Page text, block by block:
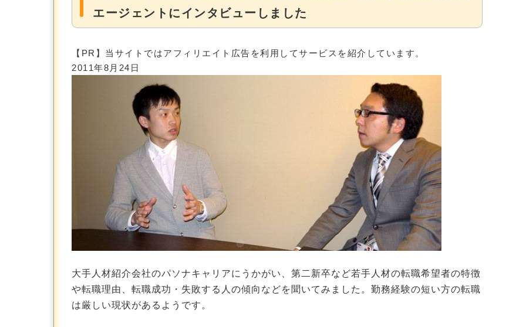
エージェントにインタビューしました
【PR】当サイトではアフィリエイト広告を利用してサービスを紹介しています。
2011年8月24日
大手人材紹介会社のパソナキャリアにうかがい、第二新卒など若手人材の転職希望者の特徴
や転職理由、転職成功・失敗する人の傾向などを聞いてみました。勤務経験の短い方の転職
は厳しい現状があるようです。